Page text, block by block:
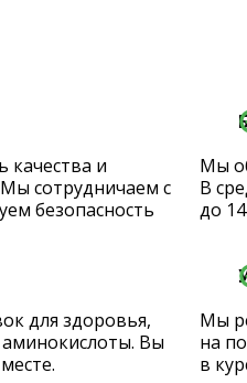
качества и
сотрудничаем с
безопасность
Мы
В
до
для здоровья,
Вы
Мы
на
в